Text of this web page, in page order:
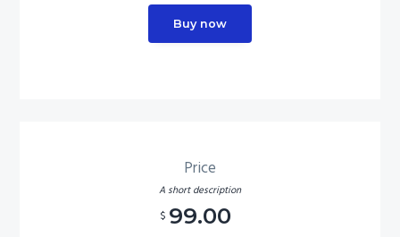
Buy now
Price
A short description
$ 99.00